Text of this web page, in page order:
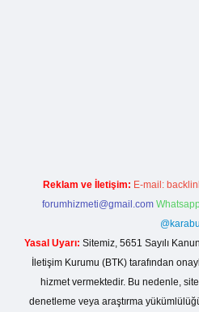
Reklam ve İletişim: E-mail:
forumhizmeti@gmail.com
@karabul
Yasal Uyarı: Sitemiz, 5651 Sayılı
İletişim Kurumu (BTK) tarafından
hizmet vermektedir. Bu nedenle,
denetleme veya araştırma